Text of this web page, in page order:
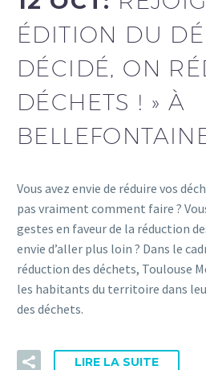
ÉDITION DU
DÉCIDÉ, ON
DÉCHETS ! » À
Vous avez envie de réduire vos
pas vraiment comment faire ?
gestes en faveur de la réduction
envie d’aller plus loin ? Dans le
réduction des déchets, Toulouse
les habitants du territoire dans
des déchets.
LIRE LA SUITE